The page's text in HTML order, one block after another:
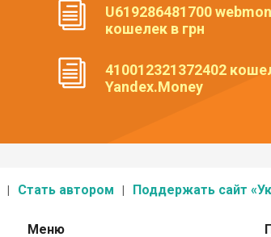
U619286481700
кошелек в грн
410012321372402
Yandex.Money
Стать автором Поддержать сайт
Меню